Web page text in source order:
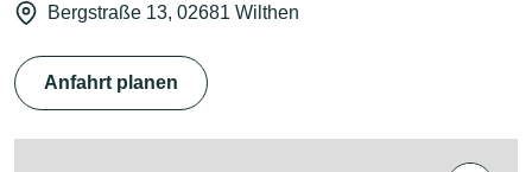
Bergstraße 13, 02681 Wilthen
Anfahrt planen